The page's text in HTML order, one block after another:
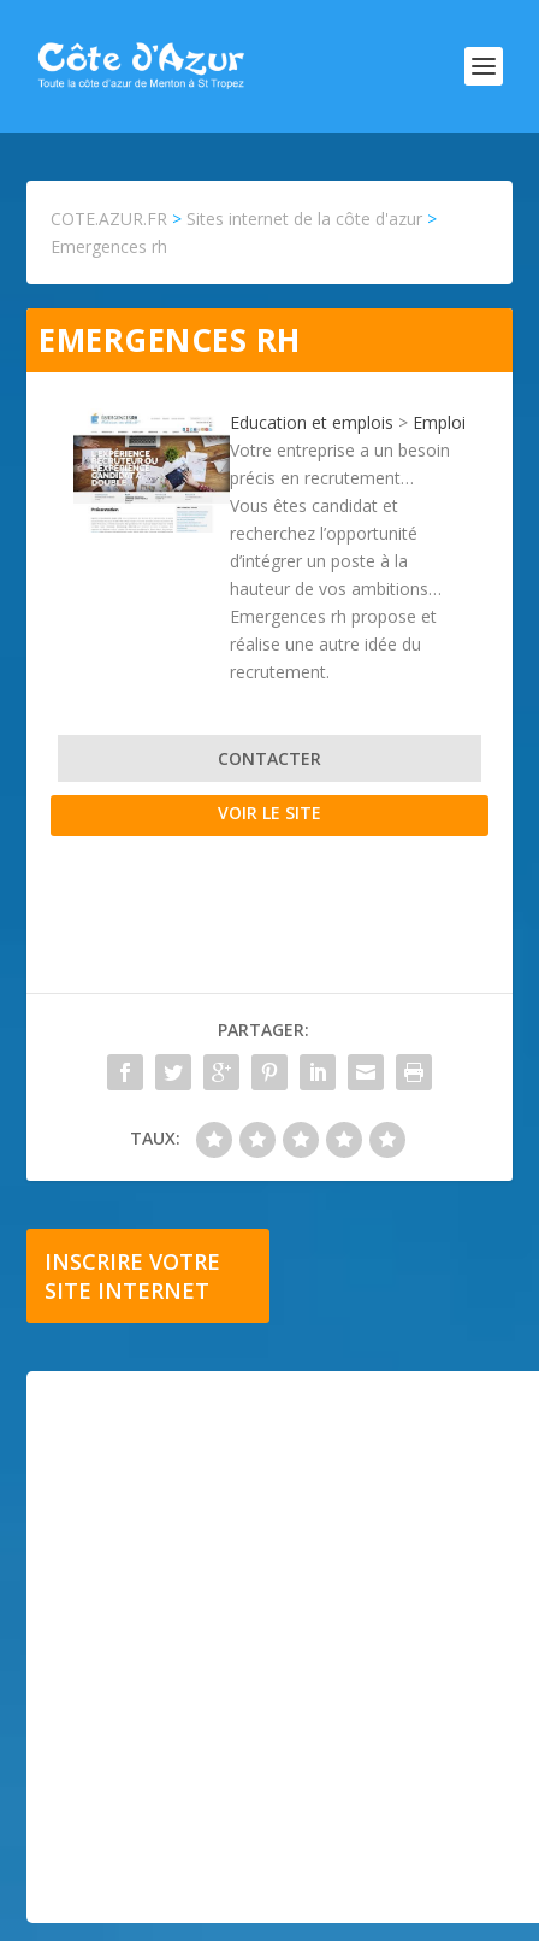
COTE.AZUR.FR > Sites internet de la côte d'azur >
Emergences rh
EMERGENCES RH
Education et emplois > Emploi
Votre entreprise a un besoin
précis en recrutement…
Vous êtes candidat et
recherchez l’opportunité
d’intégrer un poste à la
hauteur de vos ambitions…
Emergences rh propose et
réalise une autre idée du
recrutement.
CONTACTER
VOIR LE SITE
PARTAGER:
TAUX:
INSCRIRE VOTRE
SITE INTERNET